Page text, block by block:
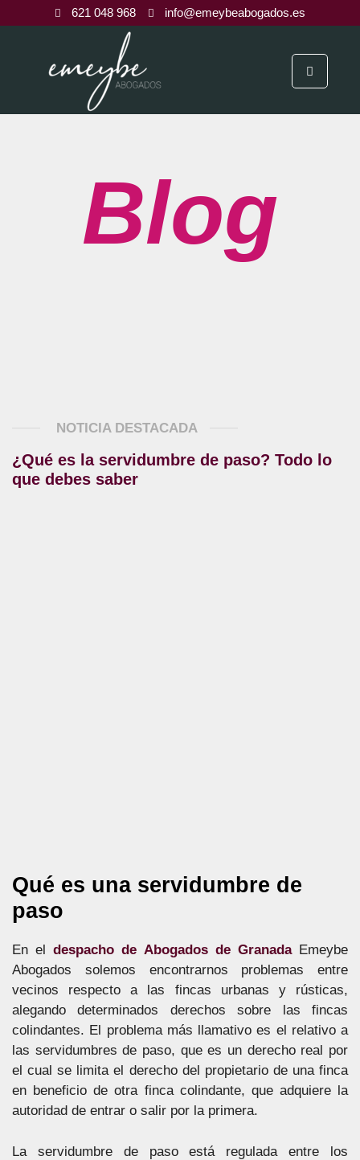
621 048 968 info@emeybeabogados.es
Blog
NOTICIA DESTACADA
¿Qué es la servidumbre de paso? Todo lo
que debes saber
Qué es una servidumbre de
paso
En eldespacho de Abogados de GranadaEmeybe
Abogados solemos encontrarnos problemas entre
vecinos respecto a las fincas urbanas y rústicas,
alegando determinados derechos sobre las fincas
colindantes. El problema más llamativo es el relativo a
las servidumbres de paso, que es un derecho real por
el cual se limita el derecho del propietario de una finca
en beneficio de otra finca colindante, que adquiere la
autoridad de entrar o salir por la primera.
La servidumbre de paso está regulada entre los